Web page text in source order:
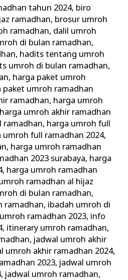
tahun 2024, biro
ramadhan, brosur umroh
ramadhan, dalil umroh
di bulan ramadhan,
, hadits tentang umroh
umroh di bulan ramadhan,
, harga paket umroh
paket umroh ramadhan
ramadhan, harga umroh
harga umroh akhir ramadhan
ramadhan, harga umroh full
umroh full ramadhan 2024,
, harga umroh ramadhan
2023 surabaya, harga
, harga umroh ramadhan
ramadhan al hijaz
di bulan ramadhan,
ramadhan, ibadah umroh di
ramadhan 2023, info
, itinerary umroh ramadhan,
, jadwal umroh akhir
umroh akhir ramadhan 2024,
2023, jadwal umroh
, jadwal umroh ramadhan,